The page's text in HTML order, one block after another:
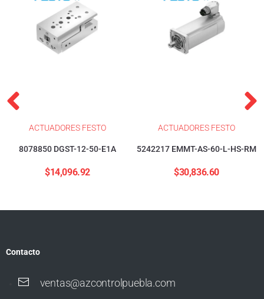
ACTUADORES FESTO
8078850 DGST-12-50-E1A
$14,096.92
ACTUADORES FESTO
5242217 EMMT-AS-60-L-HS-RM
$30,836.60
Contacto
ventas@azcontrolpuebla.com